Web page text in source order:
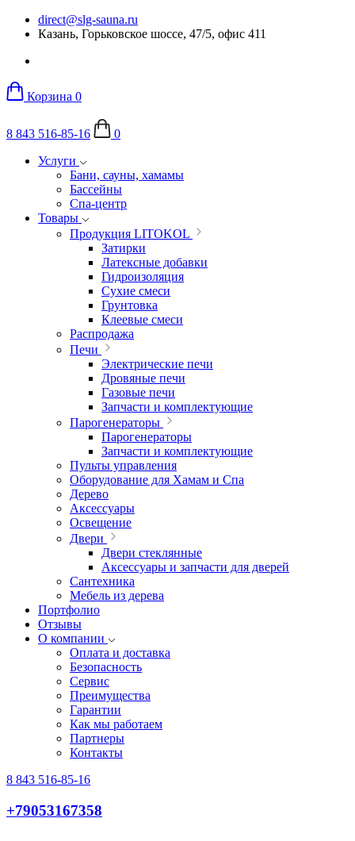
direct@slg-sauna.ru
Казань, Горьковское шоссе, 47/5, офис 411
Корзина 0
8 843 516-85-16
0
Услуги
Бани, сауны, хамамы
Бассейны
Спа-центр
Товары
Продукция LITOKOL
Затирки
Латексные добавки
Гидроизоляция
Сухие смеси
Грунтовка
Клеевые смеси
Распродажа
Печи
Электрические печи
Дровяные печи
Газовые печи
Запчасти и комплектующие
Парогенераторы
Парогенераторы
Запчасти и комплектующие
Пульты управления
Оборудование для Хамам и Спа
Дерево
Аксессуары
Освещение
Двери
Двери стеклянные
Аксессуары и запчасти для дверей
Сантехника
Мебель из дерева
Портфолио
Отзывы
О компании
Оплата и доставка
Безопасность
Сервис
Преимущества
Гарантии
Как мы работаем
Партнеры
Контакты
8 843 516-85-16
+79053167358